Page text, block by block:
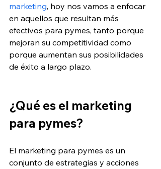
marketing, hoy nos vamos a enfocar
en aquellos que resultan más
efectivos para pymes, tanto porque
mejoran su competitividad como
porque aumentan sus posibilidades
de éxito a largo plazo.
¿Qué es el marketing
para pymes?
El marketing para pymes es un
conjunto de estrategias y acciones